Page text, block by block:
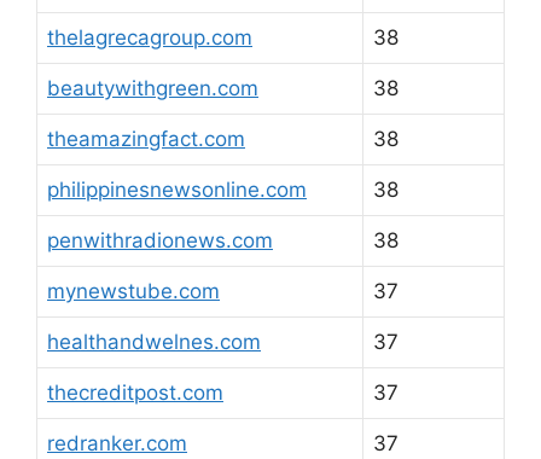
thelagrecagroup.com 38
beautywithgreen.com 38
theamazingfact.com 38
philippinesnewsonline.com 38
penwithradionews.com 38
mynewstube.com 37
healthandwelnes.com 37
thecreditpost.com 37
redranker.com 37